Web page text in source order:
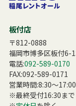
板付店
〒812-0888
福岡市博多区板付6-
電話:092-589-0170
FAX:092-589-0171
営業時間:8:30〜17:00
※最終受付16:30まで